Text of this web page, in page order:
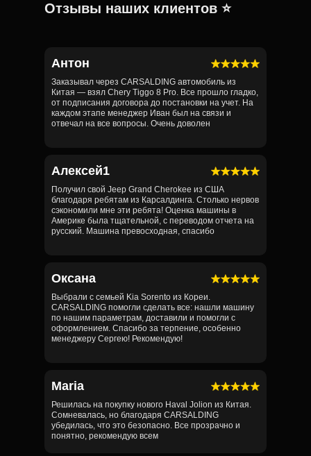
Отзывы наших клиентов ⭐️
Антон
Заказывал через CARSALDING автомобиль из
Китая — взял Chery Tiggo 8 Pro. Все прошло гладко,
от подписания договора до постановки на учет. На
каждом этапе менеджер Иван был на связи и
отвечал на все вопросы. Очень доволен
Алексей1
Получил свой Jeep Grand Cherokee из США
благодаря ребятам из Карсалдинга. Столько нервов
сэкономили мне эти ребята! Оценка машины в
Америке была тщательной, с переводом отчета на
русский. Машина превосходная, спасибо
Оксана
Выбрали с семьей Kia Sorento из Кореи.
CARSALDING помогли сделать все: нашли машину
по нашим параметрам, доставили и помогли с
оформлением. Спасибо за терпение, особенно
менеджеру Сергею! Рекомендую!
Maria
Решилась на покупку нового Haval Jolion из Китая.
Сомневалась, но благодаря CARSALDING
убедилась, что это безопасно. Все прозрачно и
понятно, рекомендую всем